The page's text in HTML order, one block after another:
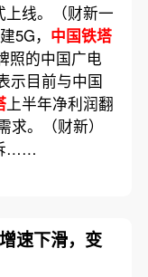
线。（财新一
5G， 中国铁塔
照的中国广电
示目前与中国
上半年净利润翻
。（财新）
……
速下滑，变